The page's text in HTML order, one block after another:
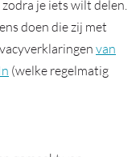
je iets wilt delen.
doen die zij met
van
(welke regelmatig